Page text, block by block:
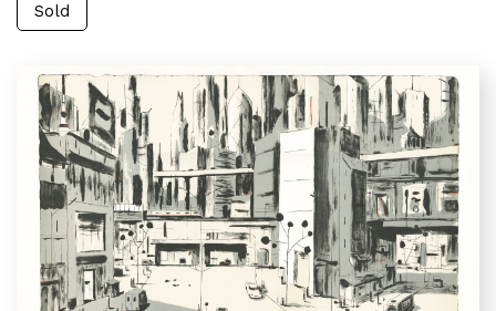
Sold